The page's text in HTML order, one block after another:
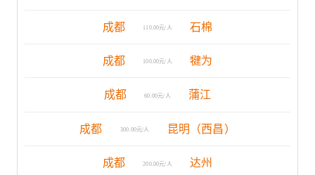
成都 110.00元/人 石棉
成都 100.00元/人 犍为
成都 60.00元/人 蒲江
成都 300.00元/人 昆明（西昌）
成都 200.00元/人 达州